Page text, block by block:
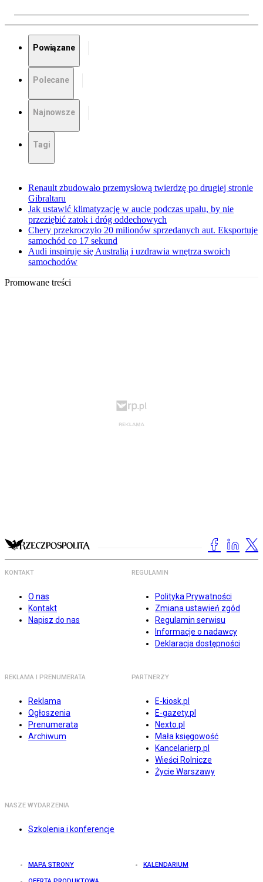
Powiązane
Polecane
Najnowsze
Tagi
Renault zbudowało przemysłową twierdzę po drugiej stronie
Gibraltaru
Jak ustawić klimatyzację w aucie podczas upału, by nie
przeziębić zatok i dróg oddechowych
Chery przekroczyło 20 milionów sprzedanych aut. Eksportuje
samochód co 17 sekund
Audi inspiruje się Australią i uzdrawia wnętrza swoich
samochodów
Promowane treści
KONTAKT
O nas
Kontakt
Napisz do nas
REGULAMIN
Polityka Prywatności
Zmiana ustawień zgód
Regulamin serwisu
Informacje o nadawcy
Deklaracja dostępności
REKLAMA I PRENUMERATA
Reklama
Ogłoszenia
Prenumerata
Archiwum
PARTNERZY
E-kiosk.pl
E-gazety.pl
Nexto.pl
Mała księgowość
Kancelarierp.pl
Wieści Rolnicze
Życie Warszawy
NASZE WYDARZENIA
Szkolenia i konferencje
MAPA STRONY KALENDARIUM